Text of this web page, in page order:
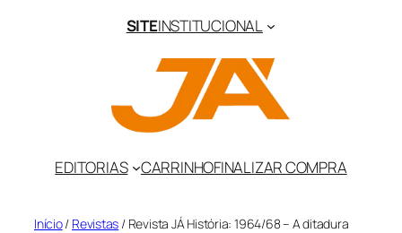
SITEINSTITUCIONAL
EDITORIAS CARRINHOFINALIZAR COMPRA
Início/ Revistas / Revista JÁ História: 1964/68 – A ditadura